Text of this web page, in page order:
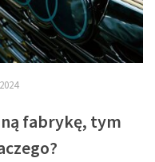
fabrykę, tym